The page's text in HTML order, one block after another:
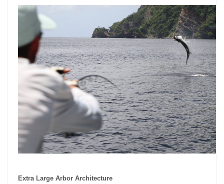
Extra Large Arbor Architecture